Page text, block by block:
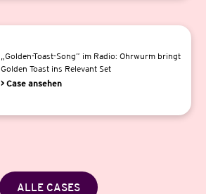
„Golden-Toast-Song” im Radio: Ohrwurm bringt
Golden Toast ins Relevant Set
> Case ansehen
ALLE CASES